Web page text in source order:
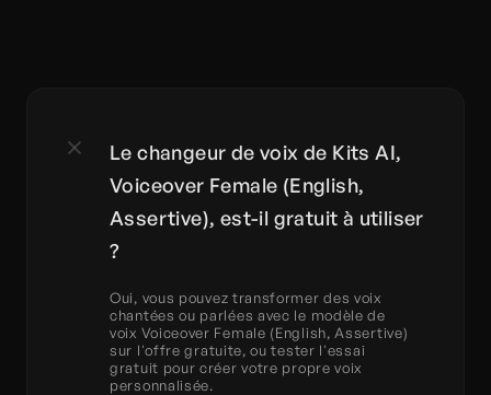
Le changeur de voix de Kits AI,
Voiceover Female (English,
Assertive), est-il gratuit à utiliser
?
Oui, vous pouvez transformer des voix
chantées ou parlées avec le modèle de
voix Voiceover Female (English, Assertive)
sur l'offre gratuite, ou tester l'essai
gratuit pour créer votre propre voix
personnalisée.